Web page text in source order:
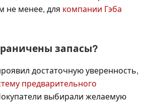
не менее, для компании Гэба
запасы?
достаточную уверенность,
предварительного
выбирали желаемую